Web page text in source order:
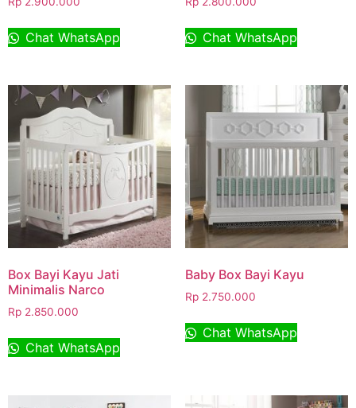
Chat WhatsApp Chat WhatsApp
Box Bayi Kayu Jati
Minimalis Narco
Rp 2.850.000
Chat WhatsApp
Baby Box Bayi Kayu
Rp2.750.000
Chat WhatsApp